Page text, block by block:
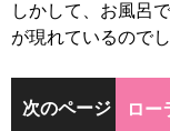
しかして、お風呂
が現れているのでし
次のページ ロー